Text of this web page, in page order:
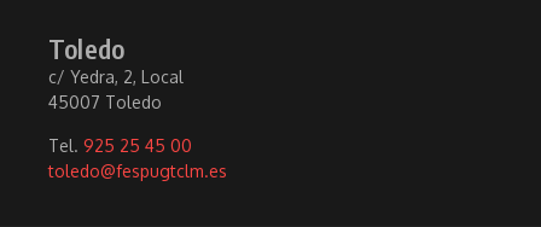
Toledo
c/ Yedra, 2, Local
45007 Toledo
Tel. 925 25 45 00
toledo@fespugtclm.es